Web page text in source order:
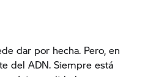
dar por hecha. Pero, en
del ADN. Siempre está